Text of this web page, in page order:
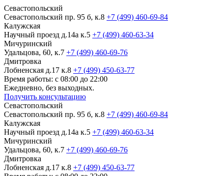
Севастопольский
Севастопольский пр. 95 б, к.8 +7 (499) 460-69-84
Калужская
Научный проезд д.14а к.5 +7 (499) 460-63-34
Мичуринский
Удальцова, 60, к.7 +7 (499) 460-69-76
Дмитровка
Лобненская д.17 к.8 +7 (499) 450-63-77
Время работы: с 08:00 до 22:00
Ежедневно, без выходных.
Получить консультацию
Севастопольский
Севастопольский пр. 95 б, к.8 +7 (499) 460-69-84
Калужская
Научный проезд д.14а к.5 +7 (499) 460-63-34
Мичуринский
Удальцова, 60, к.7 +7 (499) 460-69-76
Дмитровка
Лобненская д.17 к.8 +7 (499) 450-63-77